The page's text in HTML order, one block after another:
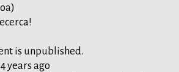
is unpublished.
4 years ago